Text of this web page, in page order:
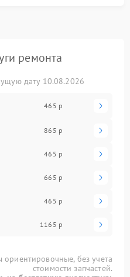
ремонта
дату 10.08.2026
465 р
865 р
465 р
665 р
465 р
1165 р
ориентировочные, без учета
стоимости запчастей.